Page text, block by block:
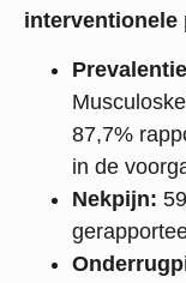
interventionele
87,7%
in de
Nekpijn: